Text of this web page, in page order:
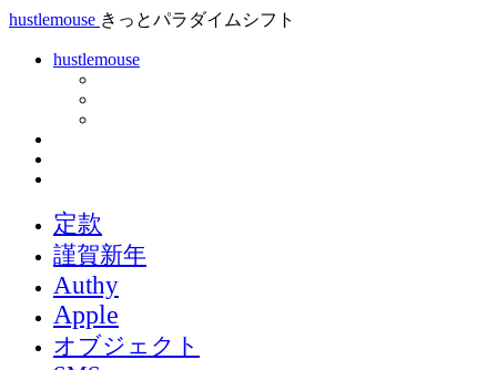
hustlemouse きっとパラダイムシフト
hustlemouse
定款
謹賀新年
Authy
Apple
オブジェクト